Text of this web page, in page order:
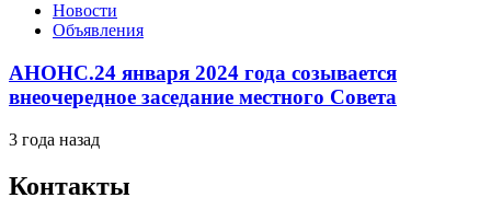
Новости
Объявления
АНОНС.24 января 2024 года созывается
внеочередное заседание местного Совета
3 года назад
Контакты